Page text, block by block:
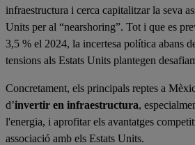
infraestructura i cerca capitalitzar la seva
Units per al “nearshoring”. Tot i que es
3,5 % el 2024, la incertesa política abans
tensions als Estats Units plantegen
Concretament, els principals reptes a
d’invertir en infraestructura,
l'energia, i aprofitar els avantatges
associació amb els Estats Units.